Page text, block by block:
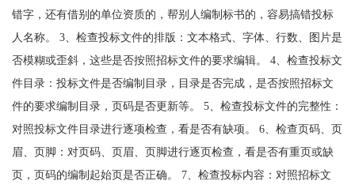
错字，还有借别的单位资质的，帮别人编制标书的，容易搞错投标
人名称。 3、检查投标文件的排版：文本格式、字体、行数、图片是
否模糊或歪斜，这些是否按照招标文件的要求编辑。 4、检查投标文
件目录：投标文件是否编制目录，目录是否完成，是否按照招标文
件的要求编制目录，页码是否更新等。 5、检查投标文件的完整性：
对照投标文件目录进行逐项检查，看是否有缺项。 6、检查页码、页
眉、页脚：对页码、页眉、页脚进行逐页检查，看是否有重页或缺
页，页码的编制起始页是否正确。 7、检查投标内容：对照招标文